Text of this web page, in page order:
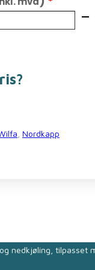
, Nordkapp
nedkjøling, tilpasset